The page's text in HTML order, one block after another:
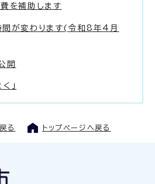
を補助します
が変わります(令和8年4月
開
」
る トップページへ戻る